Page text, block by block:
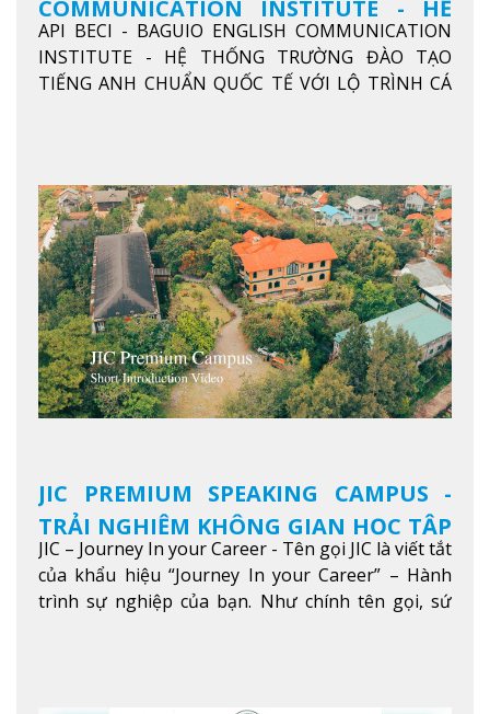
COMMUNICATION INSTITUTE - HỆ
THỐNG TRƯỜNG ĐÀO TẠO TIẾNG
ANH CHUẨN QUỐC TẾ
API BECI - BAGUIO ENGLISH COMMUNICATION
INSTITUTE - HỆ THỐNG TRƯỜNG ĐÀO TẠO
TIẾNG ANH CHUẨN QUỐC TẾ VỚI LỘ TRÌNH CÁ
JIC PREMIUM SPEAKING CAMPUS -
TRẢI NGHIỆM KHÔNG GIAN HỌC TẬP
5 SAO TẠI BAGUIO
JIC – Journey In your Career - Tên gọi JIC là viết tắt
của khẩu hiệu “Journey In your Career” – Hành
trình sự nghiệp của bạn. Như chính tên gọi, sứ